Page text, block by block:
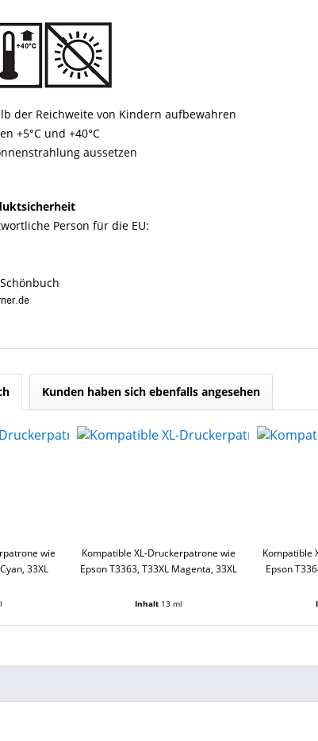
der Reichweite von Kindern aufbewahren
+5°C und +40°C
aussetzen
Person für die EU:
Kunden haben sich ebenfalls angesehen
wie
33XL
Kompatible XL-Druckerpatrone wie
Epson T3363, T33XL Magenta, 33XL
Inhalt 13 ml
Kompatible
Epson